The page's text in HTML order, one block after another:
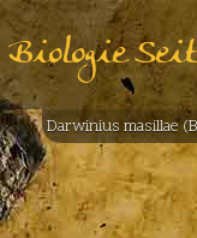
Biologie
Darwinius masillae